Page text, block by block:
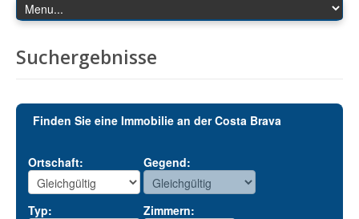
Suchergebnisse
Finden Sie eine Immobilie an der Costa Brava
Ortschaft: Gegend:
Typ: Zimmern: